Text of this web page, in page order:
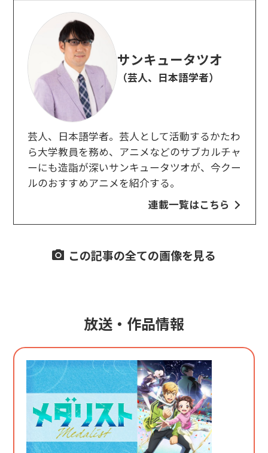
サンキュータツオ
（芸人、日本語学者）
芸人、日本語学者。芸人として活動するかたわ
ら大学教員を務め、アニメなどのサブカルチャ
ーにも造詣が深いサンキュータツオが、今クー
ルのおすすめアニメを紹介する。
連載一覧はこちら
この記事の全ての画像を見る
放送・作品情報